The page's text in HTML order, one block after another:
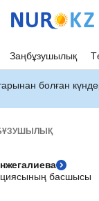
Заңбұзушылық
болған
басшысы